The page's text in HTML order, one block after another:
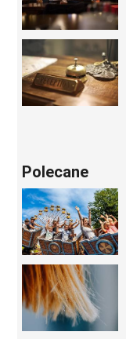
Polecane